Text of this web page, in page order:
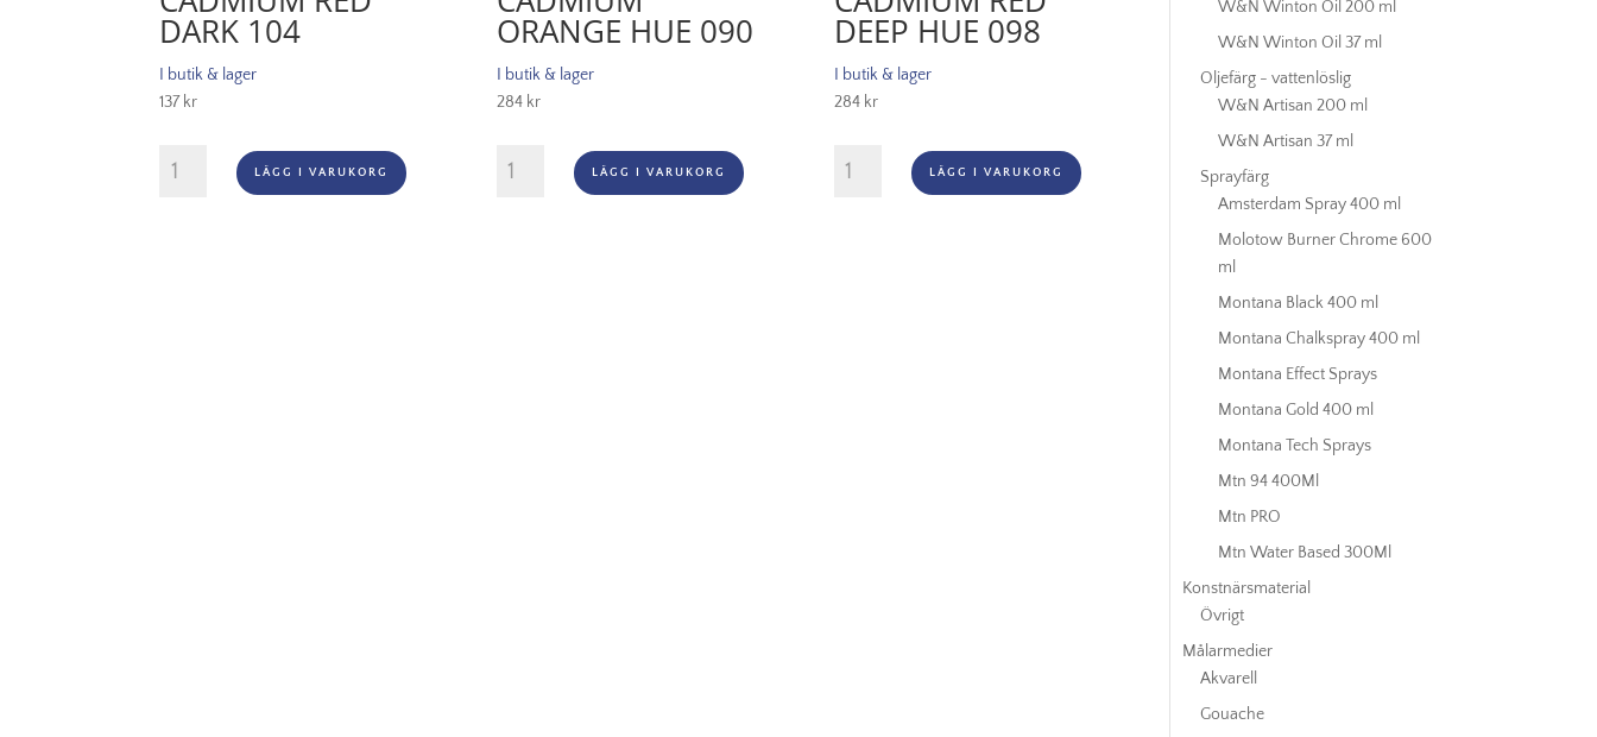
DARK 104
I butik & lager
137kr
Oljefärg
(vattenlöslig)
LÄGG I VARUKORG
ORANGE HUE 090
I butik & lager
284 kr
Oljefärg
(vattenlöslig)
LÄGG I VARUKORG
DEEP HUE 098
I butik & lager
284 kr
Oljefärg
(vattenlöslig)
LÄGG I VARUKORG
W&N Winton Oil 200 ml
W&N Winton Oil 37 ml
Oljefärg - vattenlöslig
W&N Artisan 200 ml
W&N Artisan 37 ml
Sprayfärg
Amsterdam Spray 400 ml
Molotow Burner Chrome 600
ml
Montana Black 400 ml
Montana Chalkspray 400 ml
Montana Effect Sprays
Montana Gold 400 ml
Montana Tech Sprays
Mtn 94 400Ml
Mtn PRO
Mtn Water Based 300Ml
Konstnärsmaterial
Övrigt
Målarmedier
Akvarell
Gouache